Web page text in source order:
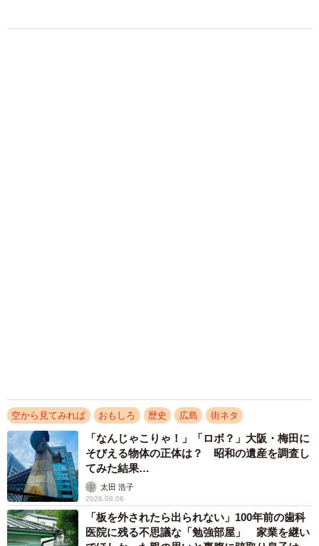
はいえないものの、瀬戸内海や南方の島へ、主に石炭を輸
送した。
5/8
空から見てみれば おもしろ 歴史 広島 街ネタ
「なんじゃこりゃ！」「ロボ？」大阪・梅田に
そびえる物体の正体は？ 昭和の遺産を調査し
てみた結果…
太田 浩子
2026.08.06
「板を外されたら出られない」100年前の歯科
医院に残る不思議な「勉強部屋」 家業を継い